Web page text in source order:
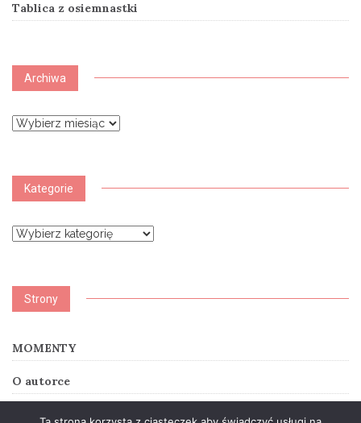
Tablica z osiemnastki
Archiwa
Archiwa
Kategorie
Kategorie
Strony
MOMENTY
O autorce
SUMMER STORY